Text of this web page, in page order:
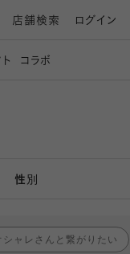
店舗検索 ログイン
コラボ
性別
女性
シャレさんと繋がりたい